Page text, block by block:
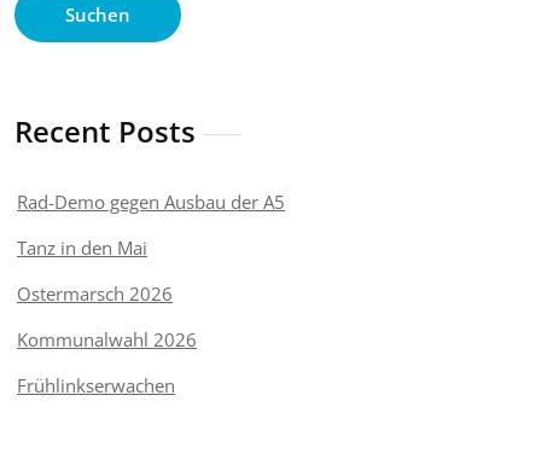
Suchen
Recent Posts
Rad-Demo gegen Ausbau der A5
Tanz in den Mai
Ostermarsch 2026
Kommunalwahl 2026
Frühlinkserwachen